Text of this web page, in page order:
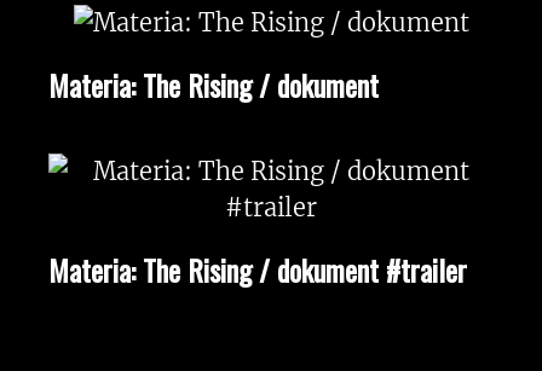
Materia: The Rising / dokument
Materia: The Rising / dokument #trailer